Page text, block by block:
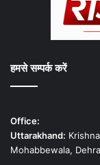
हमसे सम्पर्क करें
Office:
Uttarakhand:
Mohabbewala,